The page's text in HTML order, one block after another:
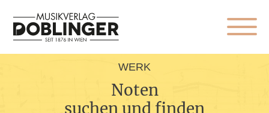
WERK
Noten
suchen und finden